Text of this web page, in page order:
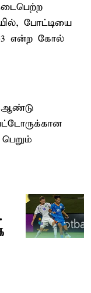
போட்டியை
3 என்ற கோல்
ஆண்டு